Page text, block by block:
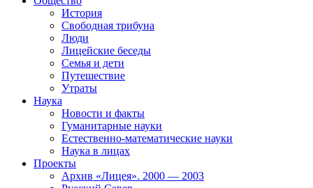
История
Свободная трибуна
Люди
Лицейские беседы
Семья и дети
Путешествие
Утраты
Наука
Новости и факты
Гуманитарные науки
Естественно-математические науки
Наука в лицах
Проекты
Архив «Лицея». 2000 — 2003